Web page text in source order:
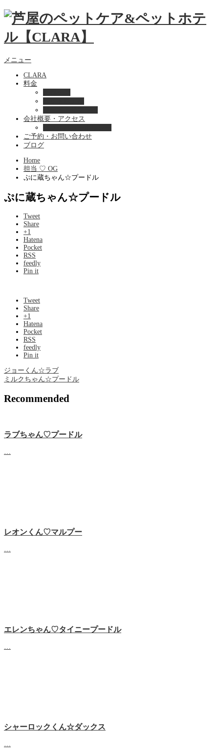
メニュー
CLARA
料金
会社概要・アクセス
ご予約・お問い合わせ
ブログ
Home
担当 ♡ OG
ぷに蔵ちゃん☆プードル
ぷに蔵ちゃん☆プードル
Tweet
Share
+1
Hatena
Pocket
RSS
feedly
Pin it
Tweet
Share
+1
Hatena
Pocket
RSS
feedly
Pin it
ジョーくん☆ラブ
ミルクちゃん☆プードル
Recommended
ラブちゃん♡プードル
レオンくん♡マルプー
エレンちゃん♡タイニープードル
シャーロックくん☆ダックス